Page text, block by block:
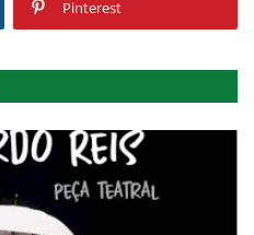
Pinterest